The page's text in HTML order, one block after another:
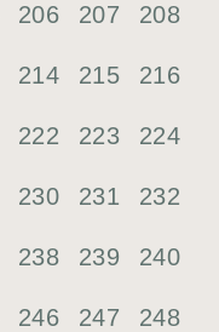
206 207 208
214 215 216
222 223 224
230 231 232
238 239 240
246 247 248